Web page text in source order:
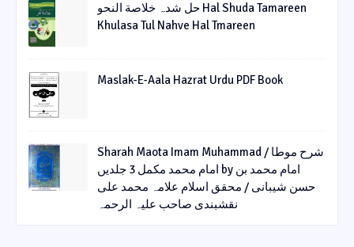
حل شدہ خلاصة النحو Hal Shuda Tamareen
Khulasa Tul Nahve Hal Tmareen
Maslak-E-Aala Hazrat Urdu PDF Book
Sharah Maota Imam Muhammad / شرح موطا
امام محمد مکمل 3 جلدیں by امام محمد بن
حسن شیبانی / محقق اسلام علامہ محمد علی
نقشبندی صاحب علیہ الرحمہ